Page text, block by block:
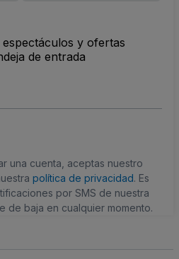
espectáculos y ofertas
de entrada
una cuenta, aceptas nuestro
política de privacidad. Es
por SMS de nuestra
de baja en cualquier momento.